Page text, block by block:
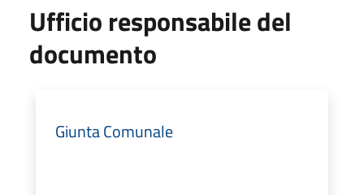
Ufficio responsabile del
documento
Giunta Comunale